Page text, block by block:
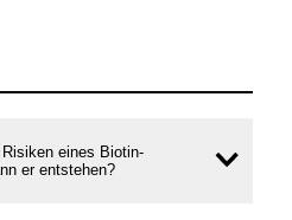
eines Biotin-
er entstehen?